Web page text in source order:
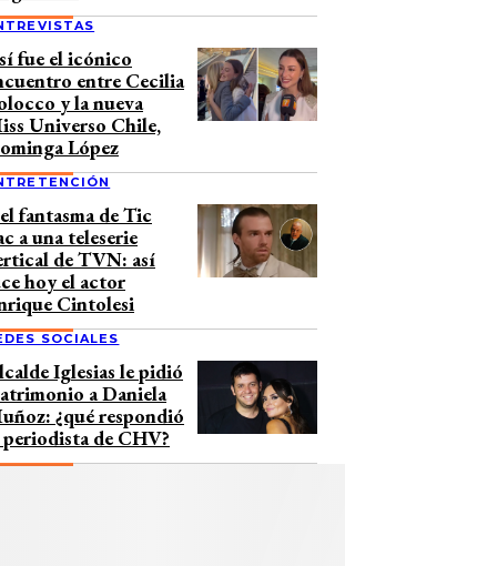
fue el icónico
entre Cecilia
y la nueva
Universo Chile,
López
fantasma de Tic
a una teleserie
de TVN: así
hoy el actor
Cintolesi
SOCIALES
Iglesias le pidió
a Daniela
¿qué respondió
de CHV?